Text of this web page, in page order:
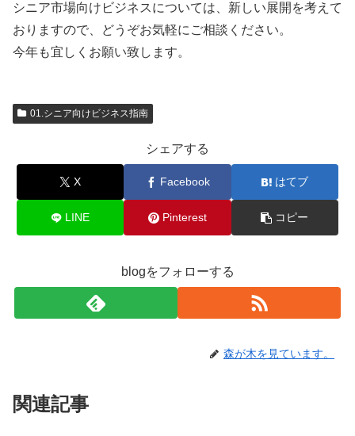
シニア市場向けビジネスについては、新しい展開を考えて
おりますので、どうぞお気軽にご相談ください。
今年も宜しくお願い致します。
01.シニア向けビジネス指南
シェアする
X Facebook はてブ
LINE Pinterest コピー
blogをフォローする
森が木を見ています。
関連記事